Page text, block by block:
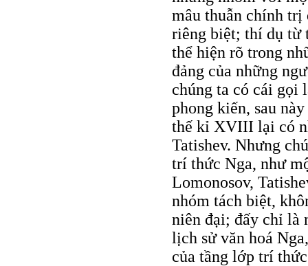
mâu thuẫn chính trị
riêng biệt; thí dụ từ
thể hiện rõ trong
đảng của những
chúng ta có cái gọi
phong kiến, sau
thế kỉ XVIII lại có
Tatishev. Nhưng
trí thức Nga, như
Lomonosov,
nhóm tách biệt,
niên đại; đấy chỉ là
lịch sử văn hoá
của tầng lớp trí